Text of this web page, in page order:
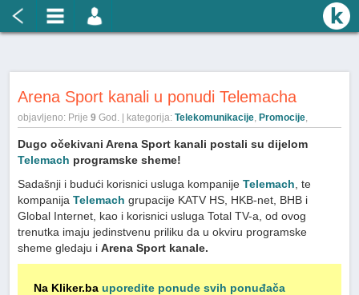
Arena Sport kanali u ponudi Telemacha
objavljeno: Prije9 God. | kategorija:Telekomunikacije, Promocije,
Dugo očekivani Arena Sport kanali postali su dijelom
Telemach programske sheme!
Sadašnji i budući korisnici usluga kompanijeTelemach , te
kompanijaTelemach grupacije KATV HS, HKB-net, BHB i
Global Internet, kao i korisnici usluga Total TV-a, od ovog
trenutka imaju jedinstvenu priliku da u okviru programske
sheme gledaju iArena Sport kanale.
Na Kliker.bauporedite ponude svih ponuđača